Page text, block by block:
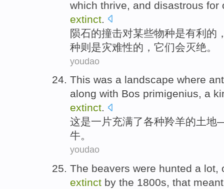
which thrive and disastrous for
extinct
陨石的撞击对某些物种是有利的
种则是灾难性的，它们会灭绝 。
youdao
This was a landscape where
along with Bos primigenius, a
extinct.
这是一 片充满了各种羚羊的土
牛。
youdao
The beavers were hunted a lot,
extinct by the 1800s, that meant